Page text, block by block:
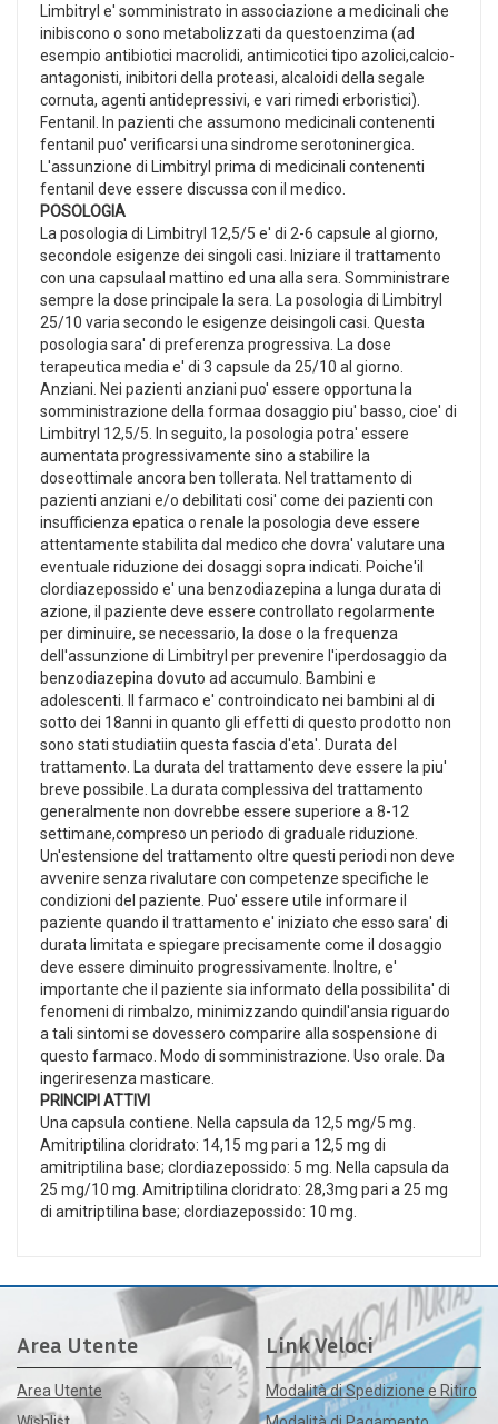
Limbitryl e' somministrato in associazione a medicinali che
inibiscono o sono metabolizzati da questoenzima (ad
esempio antibiotici macrolidi, antimicotici tipo azolici,calcio-
antagonisti, inibitori della proteasi, alcaloidi della segale
cornuta, agenti antidepressivi, e vari rimedi erboristici).
Fentanil. In pazienti che assumono medicinali contenenti
fentanil puo' verificarsi una sindrome serotoninergica.
L'assunzione di Limbitryl prima di medicinali contenenti
fentanil deve essere discussa con il medico.
POSOLOGIA
La posologia di Limbitryl 12,5/5 e' di 2-6 capsule al giorno,
secondole esigenze dei singoli casi. Iniziare il trattamento
con una capsulaal mattino ed una alla sera. Somministrare
sempre la dose principale la sera. La posologia di Limbitryl
25/10 varia secondo le esigenze deisingoli casi. Questa
posologia sara' di preferenza progressiva. La dose
terapeutica media e' di 3 capsule da 25/10 al giorno.
Anziani. Nei pazienti anziani puo' essere opportuna la
somministrazione della formaa dosaggio piu' basso, cioe' di
Limbitryl 12,5/5. In seguito, la posologia potra' essere
aumentata progressivamente sino a stabilire la
doseottimale ancora ben tollerata. Nel trattamento di
pazienti anziani e/o debilitati cosi' come dei pazienti con
insufficienza epatica o renale la posologia deve essere
attentamente stabilita dal medico che dovra' valutare una
eventuale riduzione dei dosaggi sopra indicati. Poiche'il
clordiazepossido e' una benzodiazepina a lunga durata di
azione, il paziente deve essere controllato regolarmente
per diminuire, se necessario, la dose o la frequenza
dell'assunzione di Limbitryl per prevenire l'iperdosaggio da
benzodiazepina dovuto ad accumulo. Bambini e
adolescenti. Il farmaco e' controindicato nei bambini al di
sotto dei 18anni in quanto gli effetti di questo prodotto non
sono stati studiatiin questa fascia d'eta'. Durata del
trattamento. La durata del trattamento deve essere la piu'
breve possibile. La durata complessiva del trattamento
generalmente non dovrebbe essere superiore a 8-12
settimane,compreso un periodo di graduale riduzione.
Un'estensione del trattamento oltre questi periodi non deve
avvenire senza rivalutare con competenze specifiche le
condizioni del paziente. Puo' essere utile informare il
paziente quando il trattamento e' iniziato che esso sara' di
durata limitata e spiegare precisamente come il dosaggio
deve essere diminuito progressivamente. Inoltre, e'
importante che il paziente sia informato della possibilita' di
fenomeni di rimbalzo, minimizzando quindil'ansia riguardo
a tali sintomi se dovessero comparire alla sospensione di
questo farmaco. Modo di somministrazione. Uso orale. Da
ingeriresenza masticare.
PRINCIPI ATTIVI
Una capsula contiene. Nella capsula da 12,5 mg/5 mg.
Amitriptilina cloridrato: 14,15 mg pari a 12,5 mg di
amitriptilina base; clordiazepossido: 5 mg. Nella capsula da
25 mg/10 mg. Amitriptilina cloridrato: 28,3mg pari a 25 mg
di amitriptilina base; clordiazepossido: 10 mg.
Area Utente
Area Utente
Link Veloci
Modalità di Spedizione e Ritiro